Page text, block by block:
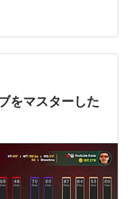
ぼ同時だけどち
ハンド側に保
ところでスティッ
テンポは、トリ
イドするとし
をマスターした